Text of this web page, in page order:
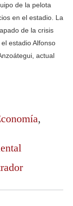
de la pelota
en el estadio. La
de la crisis
estadio Alfonso
actual
,